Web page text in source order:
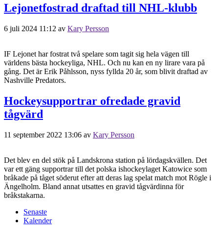
Lejonetfostrad draftad till NHL-klubb
6 juli 2024 11:12 av Kary Persson
IF Lejonet har fostrat två spelare som tagit sig hela vägen till
världens bästa hockeyliga, NHL. Och nu kan en ny lirare vara på
gång. Det är Erik Påhlsson, nyss fyllda 20 år, som blivit draftad av
Nashville Predators.
Hockeysupportrar ofredade gravid
tågvärd
11 september 2022 13:06 av Kary Persson
Det blev en del stök på Landskrona station på lördagskvällen. Det
var ett gäng supportrar till det polska ishockeylaget Katowice som
bråkade på tåget söderut efter att deras lag spelat match mot Rögle i
Ängelholm. Bland annat utsattes en gravid tågvärdinna för
bråkstakarna.
Senaste
Kalender